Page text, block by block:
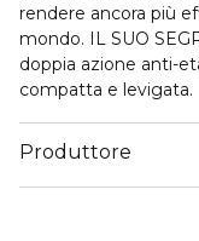
rendere ancora più
mondo. IL SUO
doppia azione anti-
compatta e levigata.
Produttore